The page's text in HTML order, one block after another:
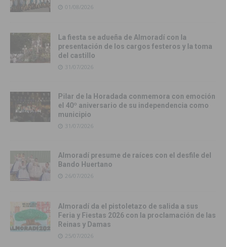
01/08/2026
La fiesta se adueña de Almoradí con la
presentación de los cargos festeros y la toma
del castillo
31/07/2026
Pilar de la Horadada conmemora con emoción
el 40º aniversario de su independencia como
municipio
31/07/2026
Almoradí presume de raíces con el desfile del
Bando Huertano
26/07/2026
Almoradí da el pistoletazo de salida a sus
Feria y Fiestas 2026 con la proclamación de las
Reinas y Damas
25/07/2026